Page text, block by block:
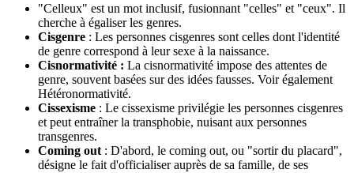
"Celleux" est un mot inclusif, fusionnant "celles" et "ceux". Il
cherche à égaliser les genres.
Cisgenre : Les personnes cisgenres sont celles dont l'identité
de genre correspond à leur sexe à la naissance.
Cisnormativité : La cisnormativité impose des attentes de
genre, souvent basées sur des idées fausses. Voir également
Hétéronormativité.
Cissexisme : Le cissexisme privilégie les personnes cisgenres
et peut entraîner la transphobie, nuisant aux personnes
transgenres.
Coming out : D'abord, le coming out, ou "sortir du placard",
désigne le fait d'officialiser auprès de sa famille, de ses